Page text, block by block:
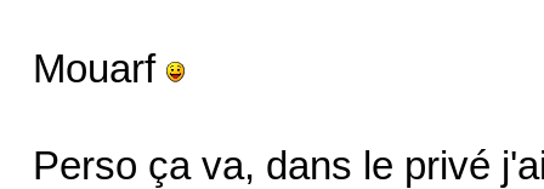
Mouarf
Perso ça va, dans le privé